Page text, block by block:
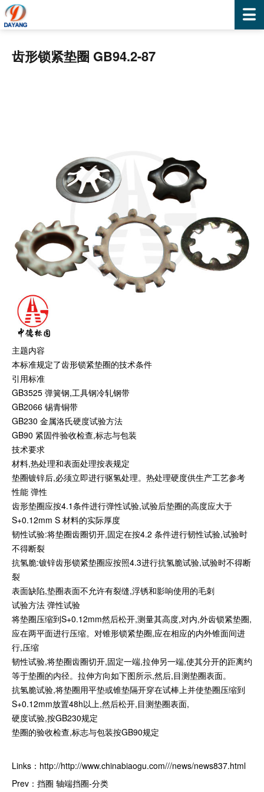
齿形锁紧垫圈 GB94.2-87
主题内容
本标准规定了齿形锁紧垫圈的技术条件
引用标准
GB3525 弹簧钢,工具钢冷轧钢带
GB2066 锡青铜带
GB230 金属洛氏硬度试验方法
GB90 紧固件验收检查,标志与包装
技术要求
材料,热处理和表面处理按表规定
垫圈镀锌后,必须立即进行驱氢处理。热处理硬度供生产工艺参考
性能 弹性
齿形垫圈应按4.1条件进行弹性试验,试验后垫圈的高度应大于
S+0.12mm S 材料的实际厚度
韧性试验:将垫圈齿圈切开,固定在按4.2 条件进行韧性试验,试验时
不得断裂
抗氢脆:镀锌齿形锁紧垫圈应按照4.3进行抗氢脆试验,试验时不得断
裂
表面缺陷,垫圈表面不允许有裂缝,浮锈和影响使用的毛刺
试验方法 弹性试验
将垫圈压缩到S+0.12mm然后松开,测量其高度,对内,外齿锁紧垫圈,
应在两平面进行压缩。对锥形锁紧垫圈,应在相应的内外锥面间进
行,压缩
韧性试验,将垫圈齿圈切开,固定一端,拉伸另一端,使其分开的距离约
等于垫圈的内径。拉伸方向如下图所示,然后,目测垫圈表面。
抗氢脆试验,将垫圈用平垫或锥垫隔开穿在试棒上并使垫圈压缩到
S+0.12mm放置48h以上,然后松开,目测垫圈表面,
硬度试验,按GB230规定
垫圈的验收检查,标志与包装按GB90规定
Links： http://http://www.chinabiaogu.com///news/news837.html
Prev： 挡圈 轴端挡圈-分类